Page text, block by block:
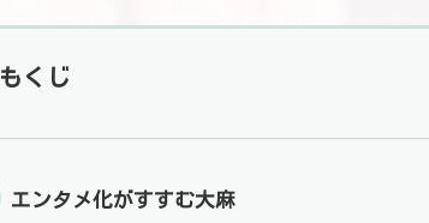
もくじ
エンタメ化がすすむ大麻